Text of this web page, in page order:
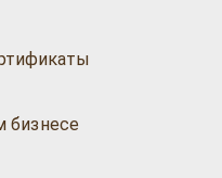
бизнесе